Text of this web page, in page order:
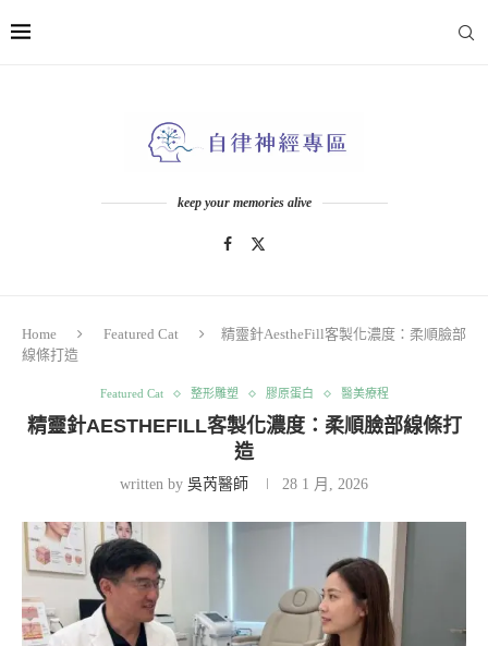
keep your memories alive
Home Featured Cat
精靈針AestheFill客製化濃度：柔順臉部
線條打造
Featured Cat 整形雕塑 膠原蛋白 醫美療程
精靈針AESTHEFILL客製化濃度：柔順臉部線條打
造
written by 吳芮醫師 28 1 月, 2026